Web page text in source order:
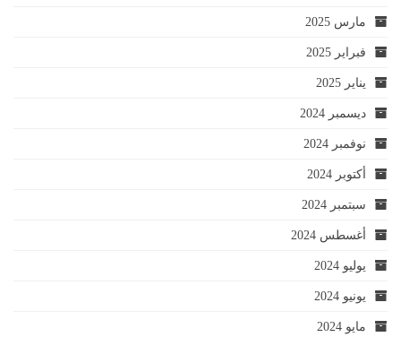
مارس 2025
فبراير 2025
يناير 2025
ديسمبر 2024
نوفمبر 2024
أكتوبر 2024
سبتمبر 2024
أغسطس 2024
يوليو 2024
يونيو 2024
مايو 2024